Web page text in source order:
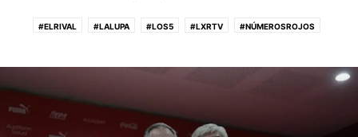
#ELRIVAL #LALUPA #LOS5 #LXRTV #NÚMEROSROJOS
#VENTADEENTRADAS ACTUALIDAD COPA ARGENTINA
INSTITUCIONALES